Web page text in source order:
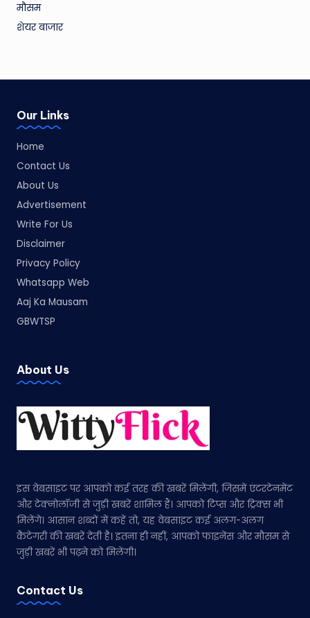
मौसम
शेयर बाजार
Our Links
Home
Contact Us
About Us
Advertisement
Write For Us
Disclaimer
Privacy Policy
Whatsapp Web
Aaj Ka Mausam
GBWTSP
About Us
इस वेबसाइट पर आपको कई तरह की खबरें मिलेंगी, जिसमें एंटरटेनमेंट
और टेक्नोलॉजी से जुड़ी खबरें शामिल हैं। आपको टिप्स और ट्रिक्स भी
मिलेंगे। आसान शब्दों में कहें तो, यह वेबसाइट कई अलग-अलग
कैटेगरी की खबरें देती है। इतना ही नहीं, आपको फाइनेंस और मौसम से
जुड़ी खबरें भी पढ़ने को मिलेंगी।
Contact Us